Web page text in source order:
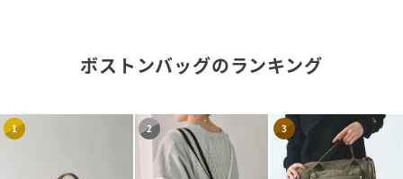
ボストンバッグのランキング
1 2 3